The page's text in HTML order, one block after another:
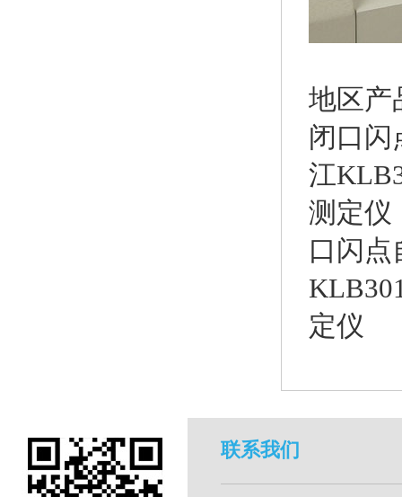
地区
闭口闪
江
测定仪
口闪点
定仪
联系我们